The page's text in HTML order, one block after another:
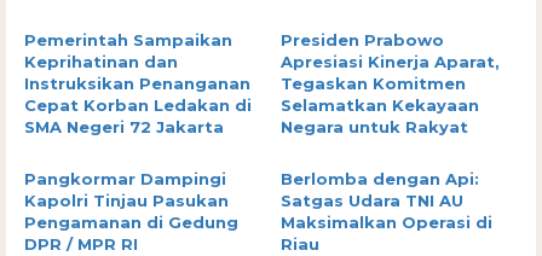
Pemerintah Sampaikan
Keprihatinan dan
Instruksikan Penanganan
Cepat Korban Ledakan di
SMA Negeri 72 Jakarta
Presiden Prabowo
Apresiasi Kinerja Aparat,
Tegaskan Komitmen
Selamatkan Kekayaan
Negara untuk Rakyat
Pangkormar Dampingi
Kapolri Tinjau Pasukan
Pengamanan di Gedung
DPR / MPR RI
Berlomba dengan Api:
Satgas Udara TNI AU
Maksimalkan Operasi di
Riau